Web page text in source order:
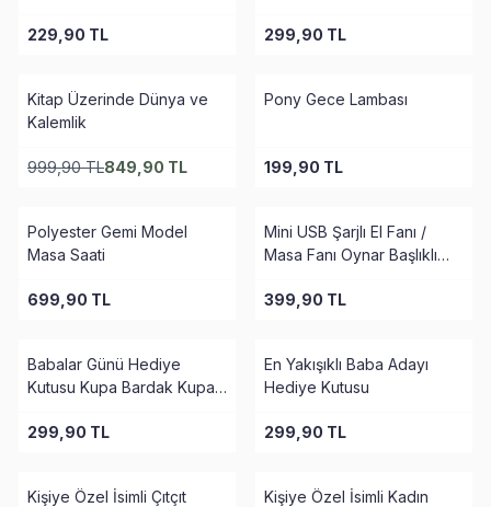
229,90 TL 299,90 TL
Kitap Üzerinde Dünya ve
Kalemlik
999,90TL849,90 TL
Pony Gece Lambası
199,90 TL
Polyester Gemi Model
Masa Saati
699,90 TL
Mini USB Şarjlı El Fanı /
Masa Fanı Oynar Başlıklı
399,90 TL
Babalar Günü Hediye
Kutusu Kupa Bardak Kupa
299,90 TL
En Yakışıklı Baba Adayı
Hediye Kutusu
299,90 TL
Kişiye Özel İsimli Çıtçıt
Kişiye Özel İsimli Kadın